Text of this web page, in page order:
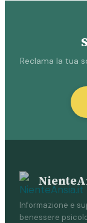
Reclama la tua
Informazione e
benessere